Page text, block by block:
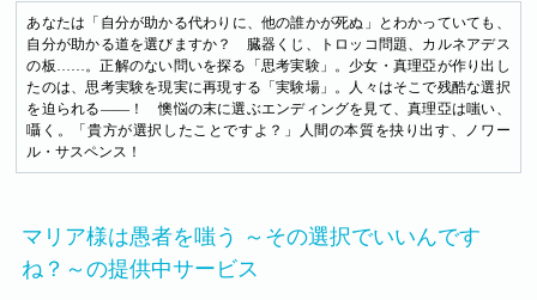
あなたは「自分が助かる代わりに、他の誰かが死ぬ」とわかっていても、
自分が助かる道を選びますか？ 臓器くじ、トロッコ問題、カルネアデス
の板……。正解のない問いを探る「思考実験」。少女・真理亞が作り出し
たのは、思考実験を現実に再現する「実験場」。人々はそこで残酷な選択
を迫られる――！ 懊悩の末に選ぶエンディングを見て、真理亞は嗤い、
囁く。「貴方が選択したことですよ？」人間の本質を抉り出す、ノワー
ル・サスペンス！
マリア様は愚者を嗤う ～その選択でいいんです
ね？～の提供中サービス